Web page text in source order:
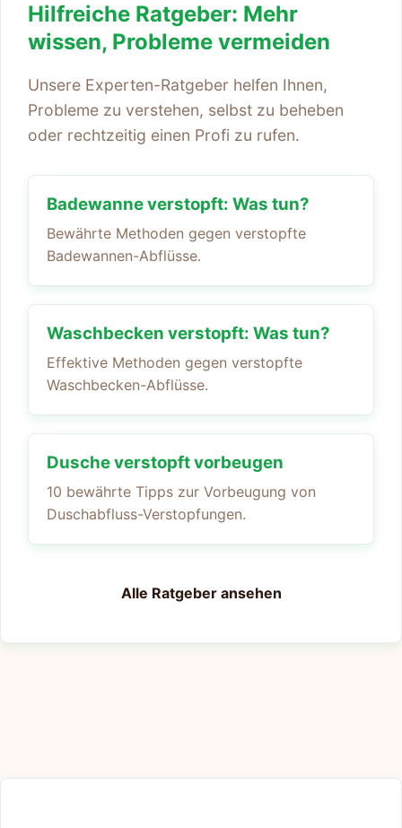
Hilfreiche Ratgeber: Mehr
wissen, Probleme vermeiden
Unsere Experten-Ratgeber helfen Ihnen,
Probleme zu verstehen, selbst zu beheben
oder rechtzeitig einen Profi zu rufen.
Badewanne verstopft: Was tun?
Bewährte Methoden gegen verstopfte
Badewannen-Abflüsse.
Waschbecken verstopft: Was tun?
Effektive Methoden gegen verstopfte
Waschbecken-Abflüsse.
Dusche verstopft vorbeugen
10 bewährte Tipps zur Vorbeugung von
Duschabfluss-Verstopfungen.
Alle Ratgeber ansehen